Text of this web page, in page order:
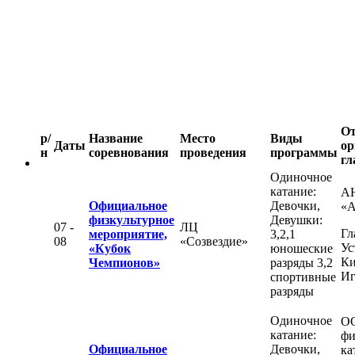
р/
н
Даты
Название
соревнования
Место
проведения
Виды
программы
07 -
08
Официальное
физкультурное
мероприятие,
«Кубок
Чемпионов»
ЛЦ
«Созвездие»
Одиночное
катание:
Девочки,
Девушки:
3,2,1
юношеские
разряды 3,2
спортивные
разряды
Официальное
Одиночное
катание:
Девочки,